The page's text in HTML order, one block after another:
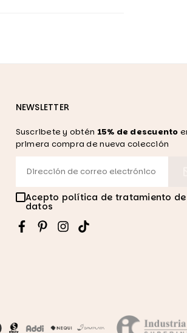
NEWSLETTER
Suscribete y obtén 15% de descuento
primera compra de nueva colección
Acepto política de tratamiento de
datos
FacebookPinterestInstagram
TikTok